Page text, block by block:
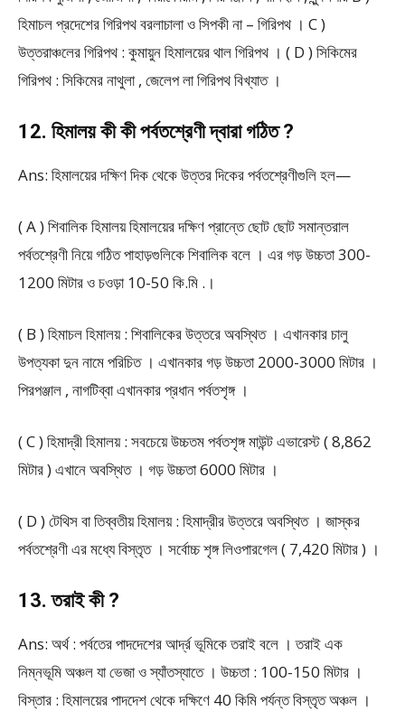
হিমাচল প্রদেশের গিরিপথ বরলাচালা ও সিপকী না – গিরিপথ । C )
উত্তরাঞ্চলের গিরিপথ : কুমায়ুন হিমালয়ের থাল গিরিপথ । ( D ) সিকিমের
গিরিপথ : সিকিমের নাথুলা , জেলেপ লা গিরিপথ বিখ্যাত ।
12. হিমালয় কী কী পর্বতশ্রেণী দ্বারা গঠিত ?
Ans: হিমালয়ের দক্ষিণ দিক থেকে উত্তর দিকের পর্বতশ্রেণীগুলি হল—
( A ) শিবালিক হিমালয় হিমালয়ের দক্ষিণ প্রান্তে ছোট ছোট সমান্তরাল
পর্বতশ্রেণী নিয়ে গঠিত পাহাড়গুলিকে শিবালিক বলে । এর গড় উচ্চতা 300-
1200 মিটার ও চওড়া 10-50 কি.মি .।
( B ) হিমাচল হিমালয় : শিবালিকের উত্তরে অবস্থিত । এখানকার চালু
উপত্যকা দুন নামে পরিচিত । এখানকার গড় উচ্চতা 2000-3000 মিটার ।
পিরপঞ্জাল , নাগটিব্বা এখানকার প্রধান পর্বতশৃঙ্গ ।
( C ) হিমাদ্রী হিমালয় : সবচেয়ে উচ্চতম পর্বতশৃঙ্গ মাউন্ট এভারেস্ট ( 8,862
মিটার ) এখানে অবস্থিত । গড় উচ্চতা 6000 মিটার ।
( D ) টেথিস বা তিব্বতীয় হিমালয় : হিমাদ্রীর উত্তরে অবস্থিত । জাস্কর
পর্বতশ্রেণী এর মধ্যে বিস্তৃত । সর্বোচ্চ শৃঙ্গ লিওপারগেল ( 7,420 মিটার ) ।
13. তরাই কী ?
Ans: অর্থ : পর্বতের পাদদেশের আর্দ্র ভূমিকে তরাই বলে । তরাই এক
নিম্নভূমি অঞ্চল যা ভেজা ও স্যাঁতস্যাতে । উচ্চতা : 100-150 মিটার ।
বিস্তার : হিমালয়ের পাদদেশ থেকে দক্ষিণে 40 কিমি পর্যন্ত বিস্তৃত অঞ্চল ।